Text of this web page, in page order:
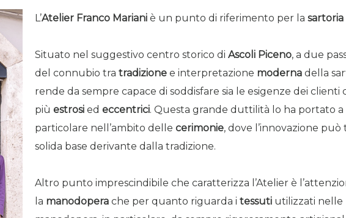
L’Atelier Franco Marianiè un punto di riferimento per la sartoria
Situato nel suggestivo centro storico di Ascoli Piceno, a due
del connubio tra tradizionee interpretazione modernadella
rende da sempre capace di soddisfare sia le esigenze dei clienti
più estrosied eccentrici. Questa grande duttilità lo ha portato a
particolare nell’ambito delle cerimonie, dove l’innovazione
solida base derivante dalla tradizione.
Altro punto imprescindibile che caratterizza l’Atelier è
la manodoperache per quanto riguarda i tessutiutilizzati nelle